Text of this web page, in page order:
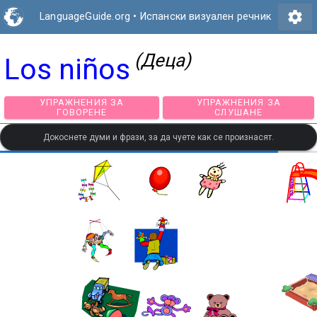
LanguageGuide.org • Испански визуален речник settings
Los niños (Деца)
УПРАЖНЕНИЯ ЗА
ГОВОРЕНЕ
УПРАЖНЕНИЯ
СЛУШАНЕ
Докоснете думи и фрази, за да чуете как се произнасят.